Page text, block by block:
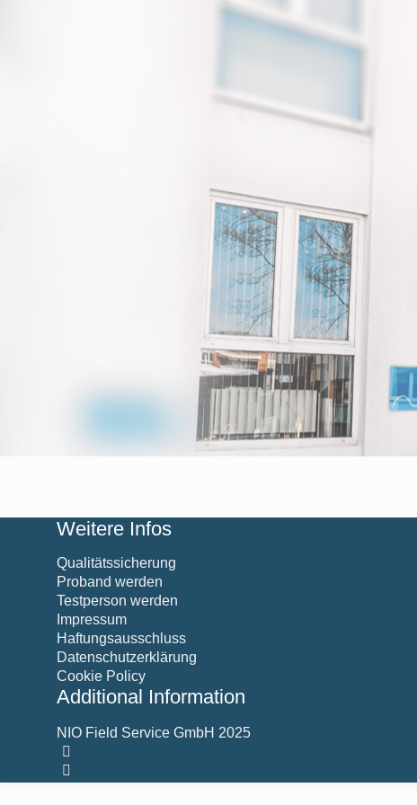
Weitere Infos
Qualitätssicherung
Proband werden
Testperson werden
Impressum
Haftungsausschluss
Datenschutzerklärung
Cookie Policy
Additional Information
NIO Field Service GmbH 2025